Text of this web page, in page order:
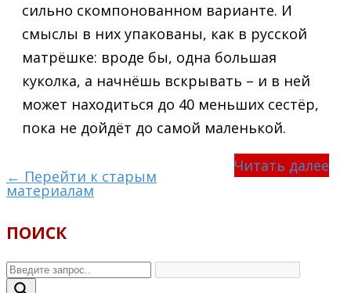
сильно скомпонованном варианте. И
смыслы в них упакованы, как в русской
матрёшке: вроде бы, одна большая
куколка, а начнёшь вскрывать – и в ней
может находиться до 40 меньших сестёр,
пока не дойдёт до самой маленькой.
Читать далее
← Перейти к старым
материалам
ПОИСК